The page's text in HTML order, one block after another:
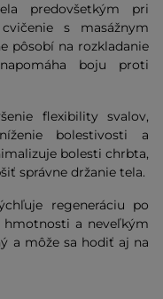
predovšetkým pri
s masážnym
pôsobí na rozkladanie
boju proti
flexibility svalov,
bolestivosti a
bolesti chrbta,
správne držanie tela.
regeneráciu po
hmotnosti a neveľkým
a môže sa hodiť aj na